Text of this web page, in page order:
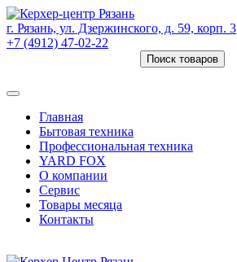
г. Рязань, ул. Дзержинского, д. 59, корп. 3
+7 (4912) 47-02-22
Поиск товаров
Главная
Бытовая техника
Профессиональная техника
YARD FOX
О компании
Сервис
Товары месяца
Контакты